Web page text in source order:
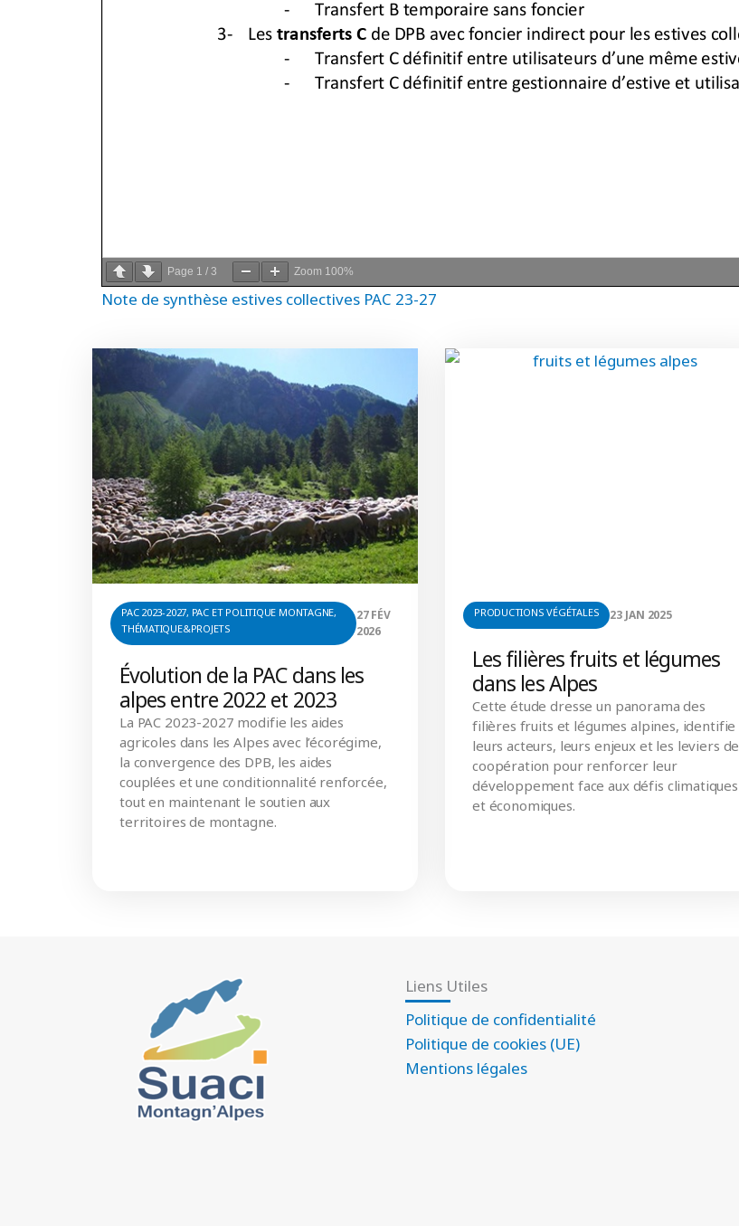
Page 1 / 3 Zoom 100%
Note de synthèse estives collectives PAC 23-27
PAC 2023-2027, PAC ET POLITIQUE MONTAGNE,
THÉMATIQUE&PROJETS
27 FÉV
2026
Évolution de la PAC dans les
alpes entre 2022 et 2023
La PAC 2023-2027 modifie les aides
agricoles dans les Alpes avec l’écorégime,
la convergence des DPB, les aides
couplées et une conditionnalité renforcée,
tout en maintenant le soutien aux
territoires de montagne.
PRODUCTIONS VÉGÉTALES 23 JAN 2025
Les filières fruits et légumes
dans les Alpes
Cette étude dresse un panorama des
filières fruits et légumes alpines, identifie
leurs acteurs, leurs enjeux et les leviers de
coopération pour renforcer leur
développement face aux défis climatiques
et économiques.
Liens Utiles
Politique de confidentialité
Politique de cookies (UE)
Mentions légales